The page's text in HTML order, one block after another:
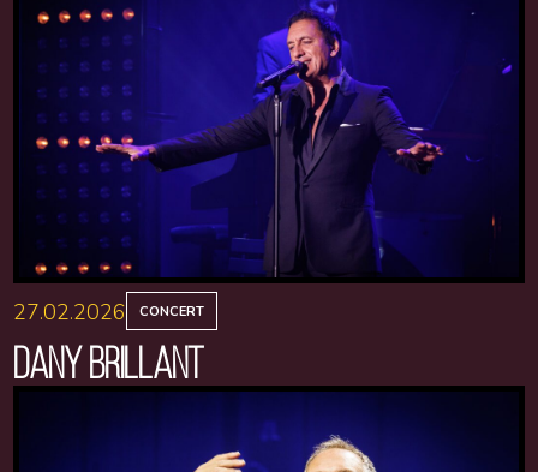
27.02.2026 CONCERT
DANY BRILLANT